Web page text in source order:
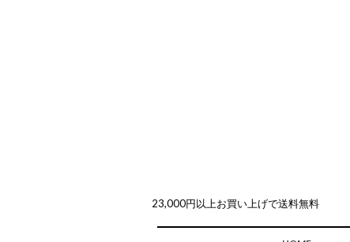
23,000円以上お買い上げで送料無料